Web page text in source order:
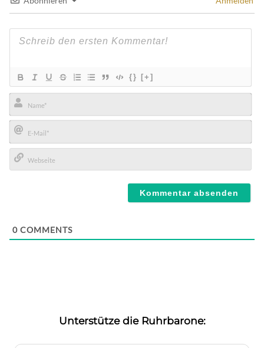
{} [+]
Name*
E-
Mail*
0 COMMENTS
Unterstütze die Ruhrbarone: